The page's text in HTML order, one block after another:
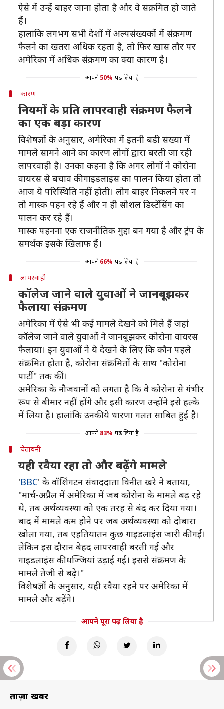
ऐसे में उन्हें बाहर जाना होता है और वे संक्रमित हो जाते
हैं।
हालांकि लगभग सभी देशों में अल्पसंख्यकों में संक्रमण
फैलने का खतरा अधिक रहता है, तो फिर खास तौर पर
अमेरिका में अधिक संक्रमण का क्या कारण है।
आपने 50% पढ़ लिया है
कारण
नियमों के प्रति लापरवाही संक्रमण फैलने
का एक बड़ा कारण
विशेषज्ञों के अनुसार, अमेरिका में इतनी बडी संख्या में
मामले सामने आने का कारण लोगों द्वारा बरती जा रही
लापरवाही है। उनका कहना है कि अगर लोगों ने कोरोना
वायरस से बचाव की गाइडलाइंस का पालन किया होता तो
आज ये परिस्थिति नहीं होती। लोग बाहर निकलने पर न
तो मास्क पहन रहे हैं और न ही सोशल डिस्टेंसिंग का
पालन कर रहे हैं।
मास्क पहनना एक राजनीतिक मुद्दा बन गया है और ट्रंप के
समर्थक इसके खिलाफ हैं।
आपने 66% पढ़ लिया है
लापरवाही
कॉलेज जाने वाले युवाओं ने जानबूझकर
फैलाया संक्रमण
अमेरिका में ऐसे भी कई मामले देखने को मिले हैं जहां
कॉलेज जाने वाले युवाओं ने जानबूझकर कोरोना वायरस
फैलाया। इन युवाओं ने ये देखने के लिए कि कौन पहले
संक्रमित होता है, कोरोना संक्रमितों के साथ "कोरोना
पार्टी" तक कीं।
अमेरिका के नौजवानों को लगता है कि वे कोरोना से गंभीर
रूप से बीमार नहीं होंगे और इसी कारण उन्होंने इसे हल्के
में लिया है। हालांकि उनकी ये धारणा गलत साबित हुई है।
आपने 83% पढ़ लिया है
चेतावनी
यही रवैया रहा तो और बढ़ेंगे मामले
'BBC' के वॉशिंगटन संवाददाता विनीत खरे ने बताया,
"मार्च-अप्रैल में अमेरिका में जब कोरोना के मामले बढ़ रहे
थे, तब अर्थव्यवस्था को एक तरह से बंद कर दिया गया।
बाद में मामले कम होने पर जब अर्थव्यवस्था को दोबारा
खोला गया, तब एहतियातन कुछ गाइडलाइंस जारी की गईं।
लेकिन इस दौरान बेहद लापरवाही बरती गई और
गाइडलाइंस की धज्जियां उड़ाई गईं। इससे संक्रमण के
मामले तेजी से बढ़े।"
विशेषज्ञों के अनुसार, यही रवैया रहने पर अमेरिका में
मामले और बढ़ेंगे।
आपने पूरा पढ़ लिया है
ताज़ा खबरें